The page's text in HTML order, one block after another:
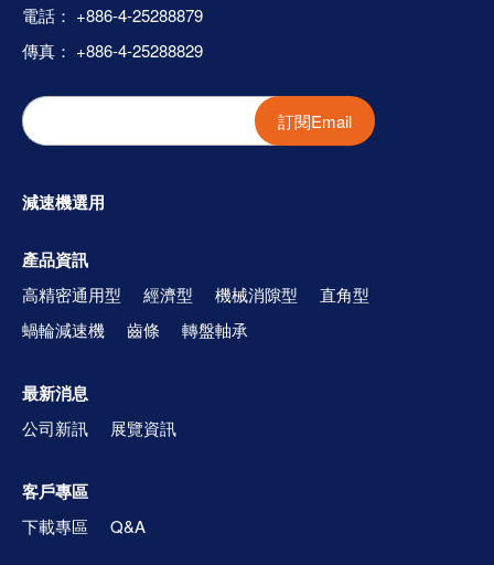
電話： +886-4-25288879
傳真： +886-4-25288829
訂閱Email
減速機選用
產品資訊
高精密通用型 經濟型 機械消隙型
直角型
蝸輪減速機
齒條 轉盤軸承
最新消息
公司新訊 展覽資訊
客戶專區
下載專區 Q&A